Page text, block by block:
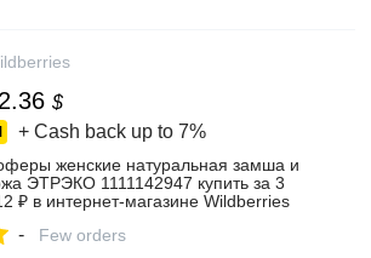
$
+ Cash back up to 7%
женские натуральная замша и
ЭТРЭКО 1111142947 купить за 3
₽ в интернет‑магазине Wildberries
- Few orders